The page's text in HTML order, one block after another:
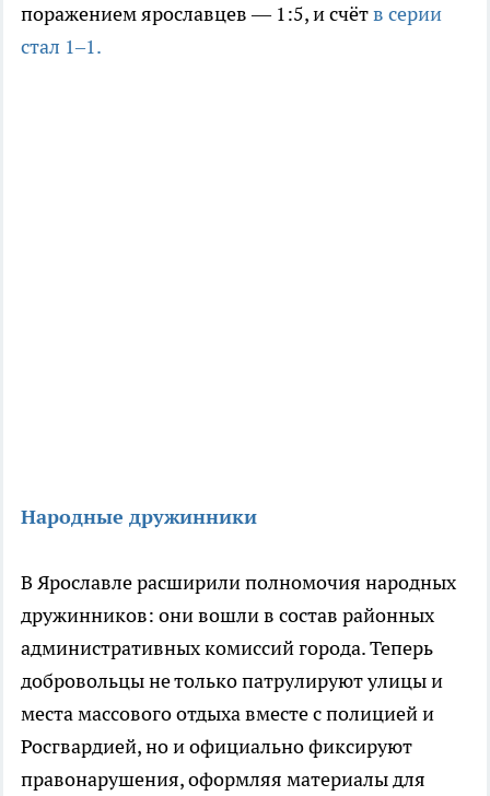
поражением ярославцев — 1:5, и счётв серии
стал 1–1.
Народные дружинники
В Ярославле расширили полномочия народных
дружинников: они вошли в состав районных
административных комиссий города. Теперь
добровольцы не только патрулируют улицы и
места массового отдыха вместе с полицией и
Росгвардией, но и официально фиксируют
правонарушения, оформляя материалы для